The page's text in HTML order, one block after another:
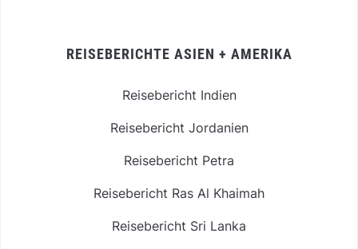
REISEBERICHTE ASIEN + AMERIKA
Reisebericht Indien
Reisebericht Jordanien
Reisebericht Petra
Reisebericht Ras Al Khaimah
Reisebericht Sri Lanka